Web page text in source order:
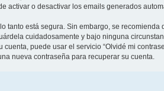
activar o desactivar los emails generados
tanto está segura. Sin embargo, se
cuidadosamente y bajo ninguna
puede usar el servicio “Olvidé mi
nueva contraseña para recuperar su cuenta.